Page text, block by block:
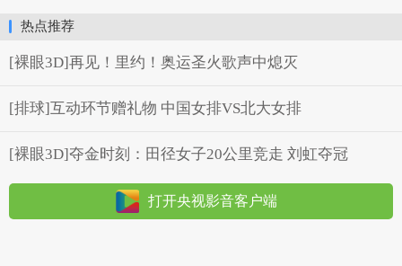
热点推荐
[裸眼3D]再见！里约！奥运圣火歌声中熄灭
[排球]互动环节赠礼物 中国女排VS北大女排
[裸眼3D]夺金时刻：田径女子20公里竞走 刘虹夺冠
打开央视影音客户端